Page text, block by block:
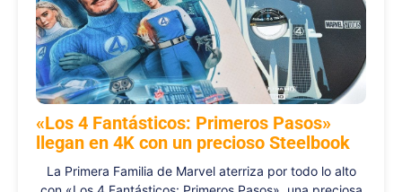
«Los 4 Fantásticos: Primeros Pasos»
llegan en 4K con un precioso Steelbook
La Primera Familia de Marvel aterriza por todo lo alto